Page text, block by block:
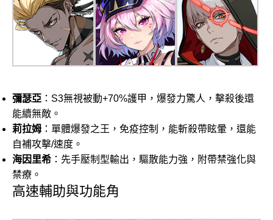
彌瑟亞 ：S3無視被動+70%護甲，爆發力驚人，擊殺後還
能續無敵。
莉拉姆 ：單體爆發之王，免疫控制，能斬殺帶眩暈，還能
自補攻擊/速度。
海因里希 ：先手壓制型輸出，驅散能力強，附帶禁強化與
禁療。
高速輔助與功能角